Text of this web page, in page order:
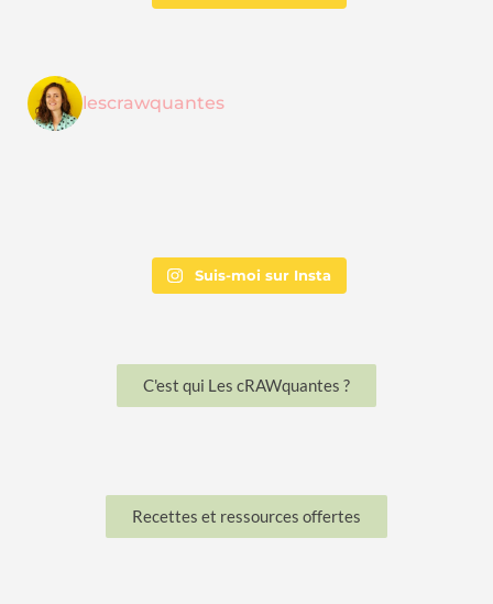
lescrawquantes
Suis-moi sur Insta
C'est qui Les cRAWquantes ?
Recettes et ressources offertes